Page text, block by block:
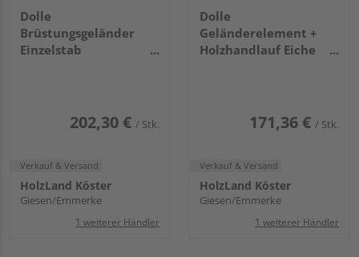
Dolle
Brüstungsgeländer
Einzelstab
202,30 € / Stk.
Verkauf & Versand
HolzLand Köster
Giesen/Emmerke
1 weiterer Händler
Dolle
Geländerelement +
Holzhandlauf Eiche
171,36 € / Stk.
Verkauf & Versand
HolzLand Köster
Giesen/Emmerke
1 weiterer Händler